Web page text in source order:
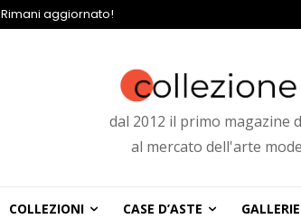
Rimani aggiornato!
dal 2012 il primo magazine
al mercato dell'arte
COLLEZIONI CASE D’ASTE